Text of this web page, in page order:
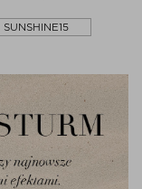
SUNSHINE15